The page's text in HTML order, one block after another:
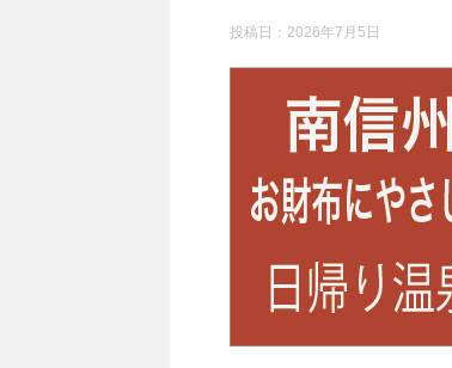
投稿日： 2026年7月5日